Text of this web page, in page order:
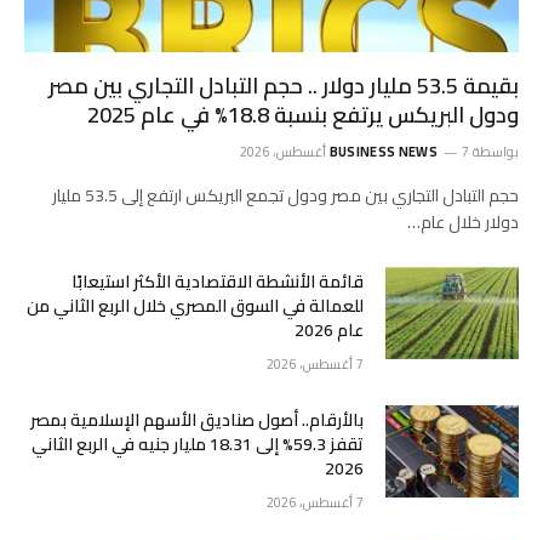
بقيمة 53.5 مليار دولار .. حجم التبادل التجاري بين مصر
ودول البريكس يرتفع بنسبة 18.8% في عام 2025
بواسطة BUSINESS NEWS 7 أغسطس، 2026
حجم التبادل التجاري بين مصر ودول تجمع البريكس ارتفع إلى 53.5 مليار
دولار خلال عام…
قائمة الأنشطة الاقتصادية الأكثر استيعابًا
للعمالة في السوق المصري خلال الربع الثاني من
عام 2026
7 أغسطس، 2026
بالأرقام.. أصول صناديق الأسهم الإسلامية بمصر
تقفز 59.3% إلى 18.31 مليار جنيه في الربع الثاني
2026
7 أغسطس، 2026